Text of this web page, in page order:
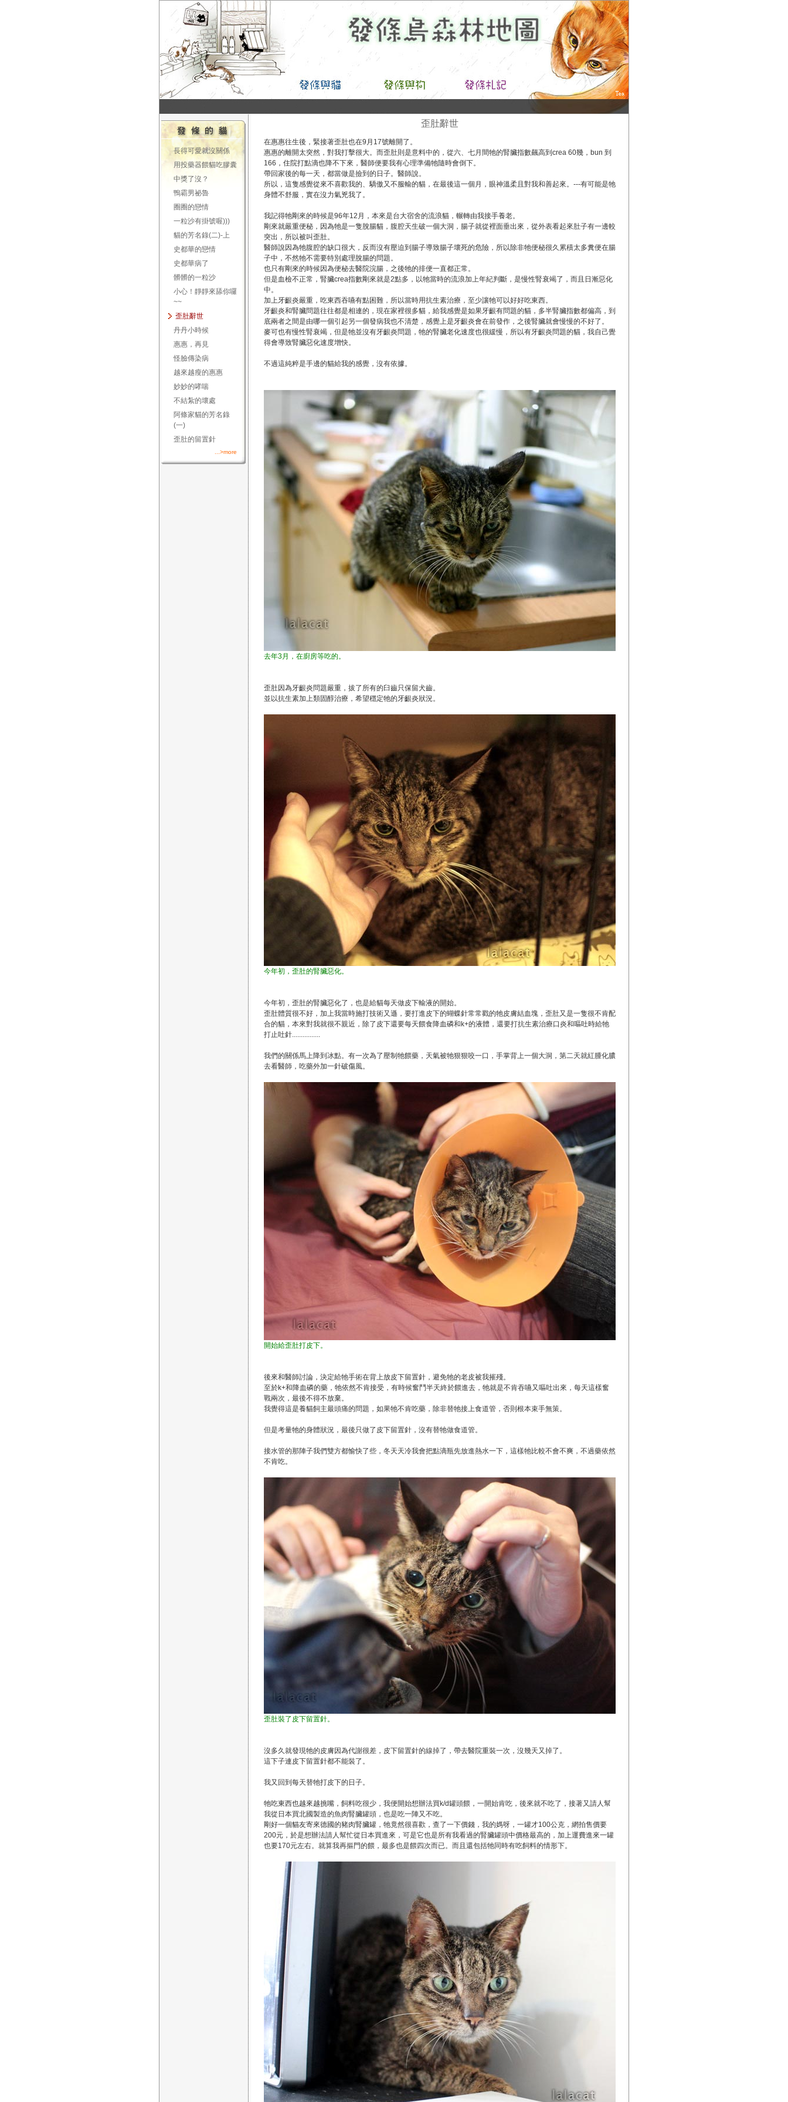
長得可愛就沒關係
用投藥器餵貓吃膠囊
中獎了沒？
鴨霸男祕魯
圈圈的戀情
一粒沙有掛號喔)))
貓的芳名錄(二)-上
史都華的戀情
史都華病了
髒髒的一粒沙
小心！靜靜來舔你囉
~~
歪肚辭世
丹丹小時候
惠惠，再見
怪臉傳染病
越來越瘦的惠惠
妙妙的哮喘
不結紮的壞處
阿條家貓的芳名錄
(一)
歪肚的留置針
...>more
歪肚辭世
在惠惠往生後，緊接著歪肚也在9月17號離開了。
惠惠的離開太突然，對我打擊很大。而歪肚則是意料中的，從六、七月間牠的腎臟指數飆高到crea 60幾，bun 到
166，住院打點滴也降不下來，醫師便要我有心理準備牠隨時會倒下。
帶回家後的每一天，都當做是撿到的日子。醫師說。
所以，這隻感覺從來不喜歡我的、驕傲又不服輸的貓，在最後這一個月，眼神溫柔且對我和善起來。---有可能是牠
身體不舒服，實在沒力氣兇我了。
我記得牠剛來的時候是96年12月，本來是台大宿舍的流浪貓，輾轉由我接手養老。
剛來就嚴重便秘，因為牠是一隻脫腸貓，腹腔天生破一個大洞，腸子就從裡面垂出來，從外表看起來肚子有一邊較
突出，所以被叫歪肚。
醫師說因為牠腹腔的缺口很大，反而沒有壓迫到腸子導致腸子壞死的危險，所以除非牠便秘很久累積太多糞便在腸
子中，不然牠不需要特別處理脫腸的問題。
也只有剛來的時候因為便秘去醫院浣腸，之後牠的排便一直都正常。
但是血檢不正常，腎臟crea指數剛來就是2點多，以牠當時的流浪加上年紀判斷，是慢性腎衰竭了，而且日漸惡化
中。
加上牙齦炎嚴重，吃東西吞嚥有點困難，所以當時用抗生素治療，至少讓牠可以好好吃東西。
牙齦炎和腎臟問題往往都是相連的，現在家裡很多貓，給我感覺是如果牙齦有問題的貓，多半腎臟指數都偏高，到
底兩者之間是由哪一個引起另一個發病我也不清楚，感覺上是牙齦炎會在前發作，之後腎臟就會慢慢的不好了。
麥可也有慢性腎衰竭，但是牠並沒有牙齦炎問題，牠的腎臟老化速度也很緩慢，所以有牙齦炎問題的貓，我自己覺
得會導致腎臟惡化速度增快。
不過這純粹是手邊的貓給我的感覺，沒有依據。
去年3月，在廚房等吃的。
歪肚因為牙齦炎問題嚴重，拔了所有的臼齒只保留犬齒。
並以抗生素加上類固醇治療，希望穩定牠的牙齦炎狀況。
今年初，歪肚的腎臟惡化。
今年初，歪肚的腎臟惡化了，也是給貓每天做皮下輸液的開始。
歪肚體質很不好，加上我當時施打技術又遜，要打進皮下的蝴蝶針常常戳的牠皮膚結血塊，歪肚又是一隻很不肯配
合的貓，本來對我就很不親近，除了皮下還要每天餵食降血磷和k+的液體，還要打抗生素治療口炎和嘔吐時給牠
打止吐針................
我們的關係馬上降到冰點。有一次為了壓制牠餵藥，天氣被牠狠狠咬一口，手掌背上一個大洞，第二天就紅腫化膿
去看醫師，吃藥外加一針破傷風。
開始給歪肚打皮下。
後來和醫師討論，決定給牠手術在背上放皮下留置針，避免牠的老皮被我摧殘。
至於k+和降血磷的藥，牠依然不肯接受，有時候奮鬥半天終於餵進去，牠就是不肯吞嚥又嘔吐出來，每天這樣奮
戰兩次，最後不得不放棄。
我覺得這是養貓飼主最頭痛的問題，如果牠不肯吃藥，除非替牠接上食道管，否則根本束手無策。
但是考量牠的身體狀況，最後只做了皮下留置針，沒有替牠做食道管。
接水管的那陣子我們雙方都愉快了些，冬天天冷我會把點滴瓶先放進熱水一下，這樣牠比較不會不爽，不過藥依然
不肯吃。
歪肚裝了皮下留置針。
沒多久就發現牠的皮膚因為代謝很差，皮下留置針的線掉了，帶去醫院重裝一次，沒幾天又掉了。
這下子連皮下留置針都不能裝了。
我又回到每天替牠打皮下的日子。
牠吃東西也越來越挑嘴，飼料吃很少，我便開始想辦法買k/d罐頭餵，一開始肯吃，後來就不吃了，接著又請人幫
我從日本買北國製造的魚肉腎臟罐頭，也是吃一陣又不吃。
剛好一個貓友寄來德國的豬肉腎臟罐，牠竟然很喜歡，查了一下價錢，我的媽呀，一罐才100公克，網拍售價要
200元，於是想辦法請人幫忙從日本買進來，可是它也是所有我看過的腎臟罐頭中價格最高的，加上運費進來一罐
也要170元左右。就算我再摳門的餵，最多也是餵四次而已。而且還包括牠同時有吃飼料的情形下。